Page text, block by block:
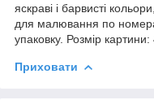
яскраві і барвисті
для малювання по
упаковку. Розмір картини:
Приховати